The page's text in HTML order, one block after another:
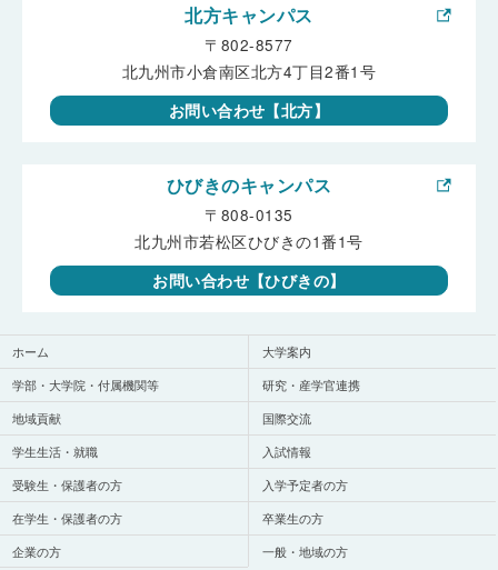
ホーム
大学案内
学部・大学院・付属機関等
研究・産学官連携
地域貢献
国際交流
学生生活・就職
入試情報
受験生・保護者の方
入学予定者の方
在学生・保護者の方
卒業生の方
企業の方
一般・地域の方
北方キャンパス
〒802-8577
北九州市小倉南区北方4丁目2番1号
お問い合わせ【北方】
ひびきのキャンパス
〒808-0135
北九州市若松区ひびきの1番1号
お問い合わせ【ひびきの】